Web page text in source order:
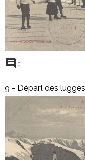
0
9 - Départ des lugges